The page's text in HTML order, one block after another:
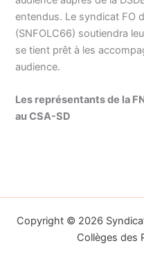
entendus. Le syndicat FO
(SNFOLC66) soutiendra
se tient prêt à les
audience.
Les représentants de la
au CSA-SD
Copyright © 2026
Collèges des